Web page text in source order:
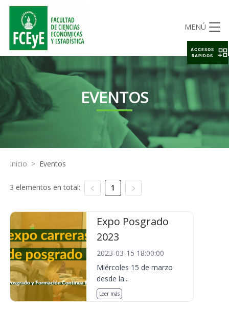
MENÚ
EVENTOS
Inicio > Eventos
3 elementos en total: 1
Expo Posgrado
2023
2023-03-15 18:00:00
Miércoles 15 de marzo
desde la...
Leer más
ACCESOS
RAPIDOS